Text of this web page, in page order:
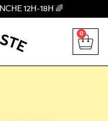
12H-18H 🌈
0